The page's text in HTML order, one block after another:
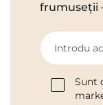
frumuseții
Introdu
Sunt